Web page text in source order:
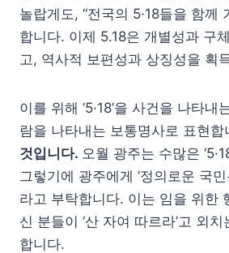
놀랍게도, “전국의 5·18들을 함께
합니다. 이제 5.18은 개별성과 구
고, 역사적 보편성과 상징성을 획
이를 위해 ‘5·18’을 사건을 나타
람을 나타내는 보통명사로 표현합
것입니다. 오월 광주는 수많은
그렇기에 광주에게 ‘정의로운 국
라고 부탁합니다. 이는 임을 위한
신 분들이 ‘산 자여 따르라’고 외
합니다.